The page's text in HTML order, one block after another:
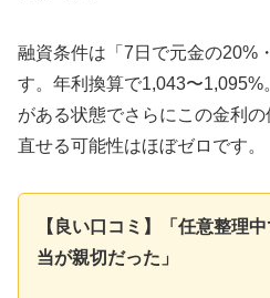
融資条件は「7日で元金の20%
す。年利換算で1,043〜
がある状態でさらにこの金利
直せる可能性はほぼゼロです。
【良い口コミ】「任意整理
当が親切だった」